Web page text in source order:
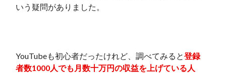
いう疑問がありました。
YouTubeも初心者だったけれど、調べてみると登録
者数1000人でも月数十万円の収益を上げている人